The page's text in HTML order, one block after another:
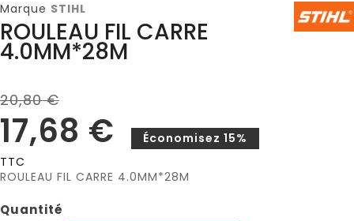
Marque STIHL
ROULEAU FIL CARRE
4.0MM*28M
20,80 €
17,68 €
Économisez 15%
TTC
ROULEAU FIL CARRE 4.0MM*28M
Quantité